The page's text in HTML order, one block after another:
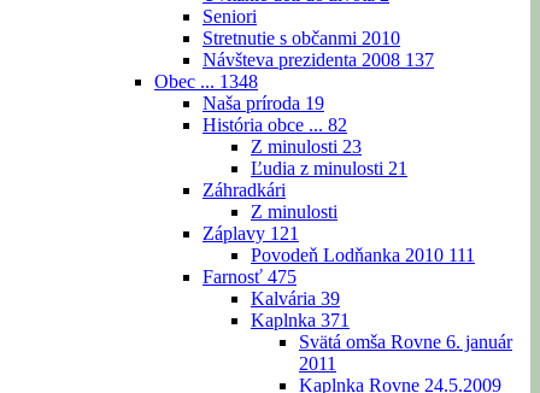
Seniori
Stretnutie s občanmi 2010
Návšteva prezidenta 2008 137
Obec ... 1348
Naša príroda 19
História obce ... 82
Z minulosti 23
Ľudia z minulosti 21
Záhradkári
Z minulosti
Záplavy 121
Povodeň Lodňanka 2010 111
Farnosť 475
Kalvária 39
Kaplnka 371
Svätá omša Rovne 6. január
2011
Kaplnka Rovne 24.5.2009